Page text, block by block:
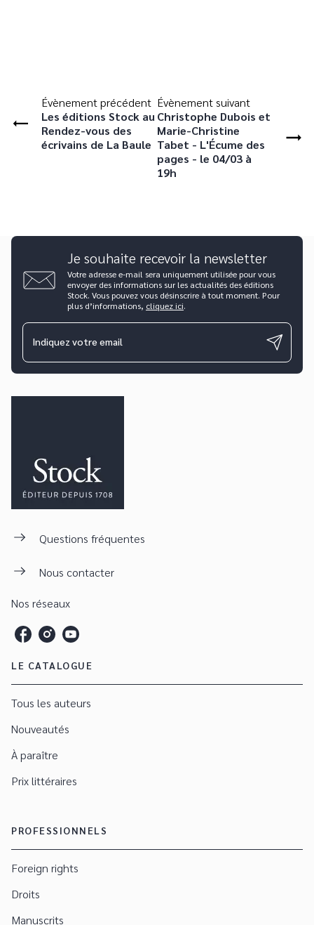
Évènement précédent
Les éditions Stock au
Rendez-vous des
écrivains de La Baule
Évènement suivant
Christophe Dubois et
Marie-Christine
Tabet - L'Écume des
pages - le 04/03 à
19h
Je souhaite recevoir la newsletter
Votre adresse e-mail sera uniquement utilisée pour vous
envoyer des informations sur les actualités des éditions
Stock. Vous pouvez vous désinscrire à tout moment. Pour
plus d’informations, cliquez ici.
Indiquez votre email
Questions fréquentes
Nous contacter
Nos réseaux
LE CATALOGUE
Tous les auteurs
Nouveautés
À paraître
Prix littéraires
PROFESSIONNELS
Foreign rights
Droits
Manuscrits